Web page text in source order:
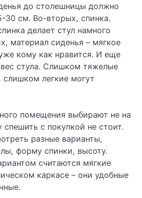
до столешницы должно
30 см. Во-вторых, спинка.
делает стул намного
материал сиденья – мягкое
кому как нравится. И еще
стула. Слишком тяжелые
слишком легкие могут
помещения выбирают не на
с покупкой не стоит.
разные варианты,
форму спинки, высоту.
считаются мягкие
каркасе – они удобные